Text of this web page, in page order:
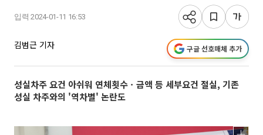
입력 2024-01-11 16:53
김범근 기자 구글 선호매체 추가
성실차주 요건 아쉬워 연체횟수ㆍ금액 등 세부요건 절실, 기존
성실 차주와의 '역차별' 논란도